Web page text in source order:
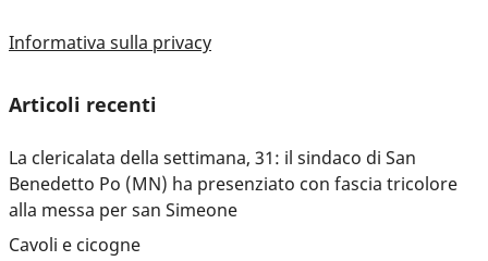
Informativa sulla privacy
Articoli recenti
La clericalata della settimana, 31: il sindaco di San
Benedetto Po (MN) ha presenziato con fascia tricolore
alla messa per san Simeone
Cavoli e cicogne